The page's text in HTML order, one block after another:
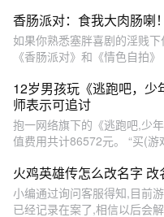
香肠派对：食我大肉肠喇！
如果你熟悉塞胖喜剧的淫贱
《香肠派对》和《情色自拍
12岁男孩玩《逃跑吧，
师表示可追讨
抱一网络旗下的《逃跑吧,少
值费用共计86572元。 “买(
火鸡英雄传怎么改名字
小编通过询问客服得知,目前
已经记录在案了,相信以后会